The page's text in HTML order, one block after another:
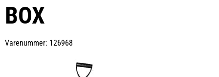
BOX
Varenummer: 126968